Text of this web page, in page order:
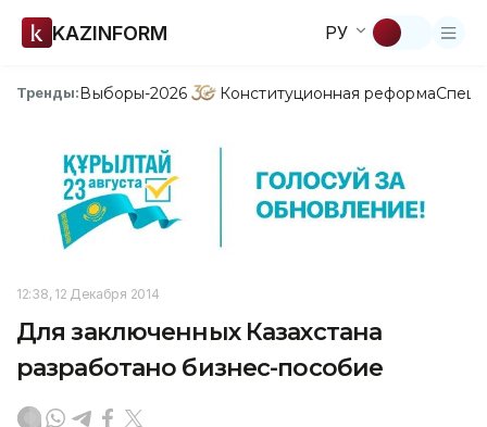
KAZINFORM РУ
Тренды:Выборы-2026 Конституционная реформа
12:38, 12 Декабря 2014
Для заключенных Казахстана
разработано бизнес-пособие